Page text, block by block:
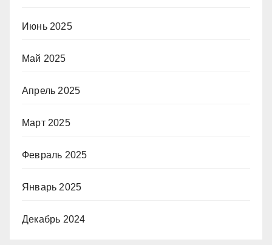
Июнь 2025
Май 2025
Апрель 2025
Март 2025
Февраль 2025
Январь 2025
Декабрь 2024